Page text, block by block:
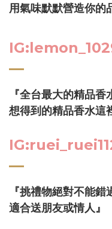
用氣味默默營造你的
『全台最大的精品香
想得到的精品香水這
『挑禮物絕對不能錯
適合送朋友或情人』